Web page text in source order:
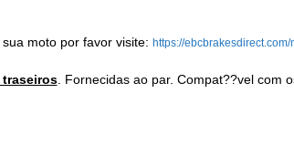
moto por favor visite: https://ebcbrakesdirect.com/
. Fornecidas ao par. Compat??vel com